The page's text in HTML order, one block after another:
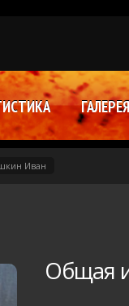
Общая
Иван
ГАЛЕРЕЯ